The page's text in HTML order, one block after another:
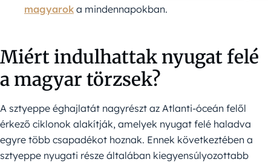
magyarok a mindennapokban.
Miért indulhattak nyugat felé
a magyar törzsek?
A sztyeppe éghajlatát nagyrészt az Atlanti-óceán felől
érkező ciklonok alakítják, amelyek nyugat felé haladva
egyre több csapadékot hoznak. Ennek következtében a
sztyeppe nyugati része általában kiegyensúlyozottabb